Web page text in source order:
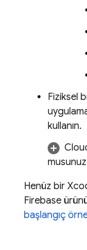
Fiziksel
kullanın.
Henüz bir
Firebase
başlangıç